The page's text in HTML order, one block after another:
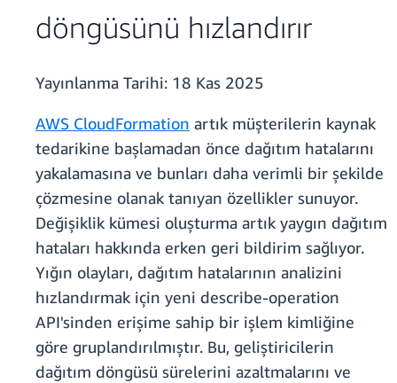
döngüsünü hızlandırır
Yayınlanma Tarihi: 18 Kas 2025
AWS CloudFormation artık müşterilerin kaynak
tedarikine başlamadan önce dağıtım hatalarını
yakalamasına ve bunları daha verimli bir şekilde
çözmesine olanak tanıyan özellikler sunuyor.
Değişiklik kümesi oluşturma artık yaygın dağıtım
hataları hakkında erken geri bildirim sağlıyor.
Yığın olayları, dağıtım hatalarının analizini
hızlandırmak için yeni describe-operation
API'sinden erişime sahip bir işlem kimliğine
göre gruplandırılmıştır. Bu, geliştiricilerin
dağıtım döngüsü sürelerini azaltmalarını ve